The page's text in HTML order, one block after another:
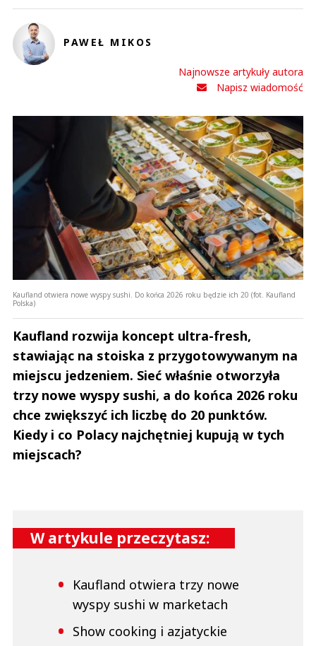
Prześlij komentarz
PAWEŁ MIKOS
Najnowsze artykuły autora
Napisz wiadomość
Kaufland otwiera nowe wyspy sushi. Do końca 2026 roku będzie ich 20 (fot. Kaufland
Polska)
Kaufland rozwija koncept ultra-fresh,
stawiając na stoiska z przygotowywanym na
miejscu jedzeniem. Sieć właśnie otworzyła
trzy nowe wyspy sushi, a do końca 2026 roku
chce zwiększyć ich liczbę do 20 punktów.
Kiedy i co Polacy najchętniej kupują w tych
miejscach?
W artykule przeczytasz:
Kaufland otwiera trzy nowe
wyspy sushi w marketach
Show cooking i azjatyckie